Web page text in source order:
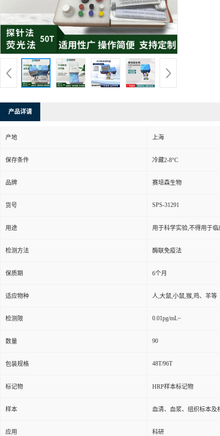
产品详请
产地 上海
保存条件 冷藏2-8°C
品牌 赛培森生物
货号 SPS-31291
用途 用于科学实验,不得用于临
检测方法 酶联免疫法
保质期 6个月
适应物种 人,大鼠,小鼠,猴,鸡、羊等
检测限 0.01pg/mL~
数量 90
包装规格 48T/96T
标记物 HRP样本标记物
样本 血清、血浆、组织标本及
应用 科研